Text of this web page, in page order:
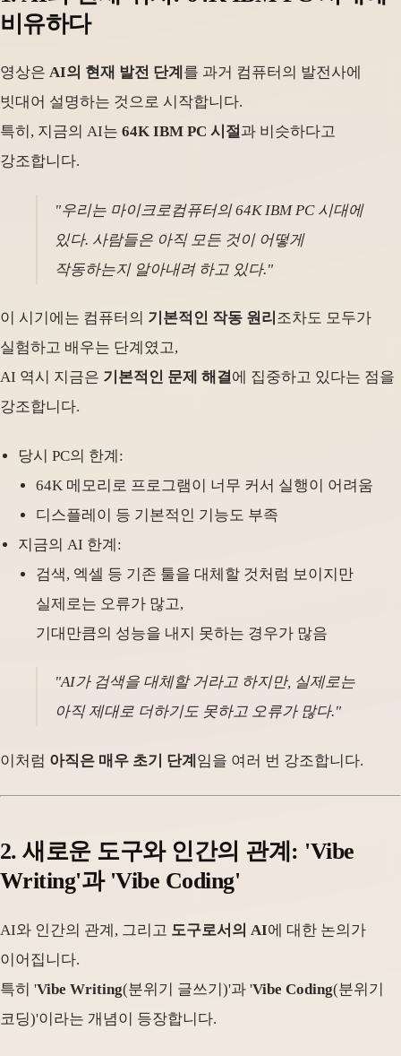
비유하다
영상은 AI의 현재 발전 단계 를 과거 컴퓨터의 발전사에
빗대어 설명하는 것으로 시작합니다.
특히, 지금의 AI는 64K IBM PC 시절과 비슷하다고
강조합니다.
"우리는 마이크로컴퓨터의 64K IBM PC 시대에
있다. 사람들은 아직 모든 것이 어떻게
작동하는지 알아내려 하고 있다."
이 시기에는 컴퓨터의 기본적인 작동 원리 조차도 모두가
실험하고 배우는 단계였고,
AI 역시 지금은 기본적인 문제 해결에 집중하고 있다는 점을
강조합니다.
당시 PC의 한계:
64K 메모리로 프로그램이 너무 커서 실행이 어려움
디스플레이 등 기본적인 기능도 부족
지금의 AI 한계:
검색, 엑셀 등 기존 툴을 대체할 것처럼 보이지만
실제로는 오류가 많고,
기대만큼의 성능을 내지 못하는 경우가 많음
"AI가 검색을 대체할 거라고 하지만, 실제로는
아직 제대로 더하기도 못하고 오류가 많다."
이처럼 아직은 매우 초기 단계 임을 여러 번 강조합니다.
2. 새로운 도구와 인간의 관계: 'Vibe
Writing'과 'Vibe Coding'
AI와 인간의 관계, 그리고 도구로서의 AI에 대한 논의가
이어집니다.
특히 'Vibe Writing(분위기 글쓰기)'과 'Vibe Coding(분위기
코딩)'이라는 개념이 등장합니다.